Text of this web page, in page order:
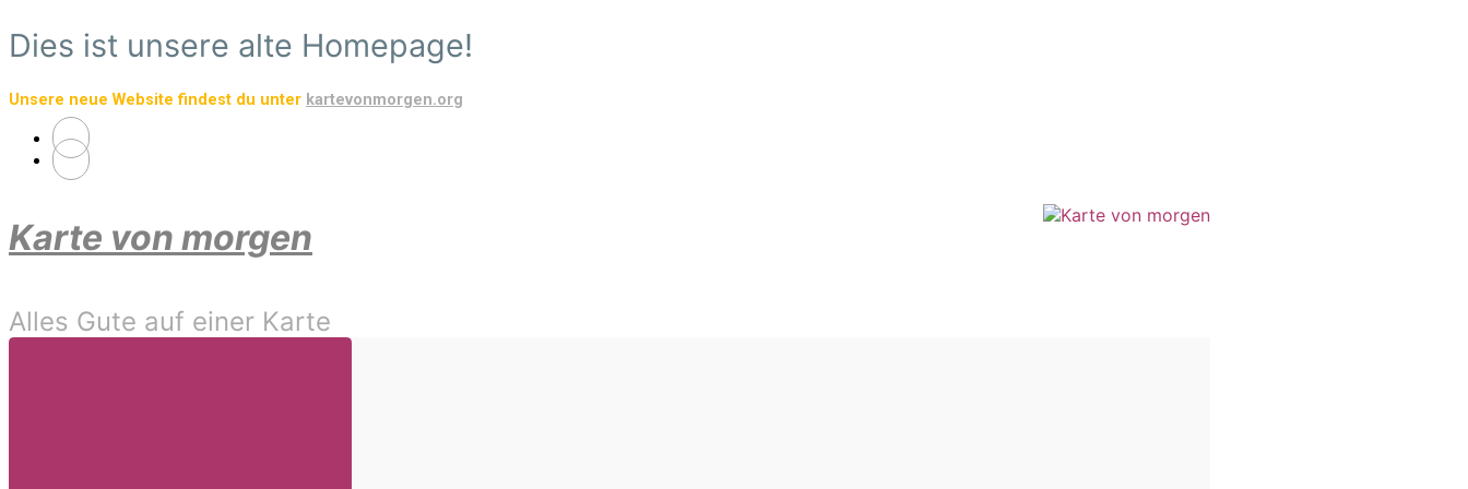
Zum
Hauptinhalt
Dies ist unsere alte Homepage!
Unsere neue Website findest du unter kartevonmorgen.org
Karte von morgen
Alles Gute auf einer Karte